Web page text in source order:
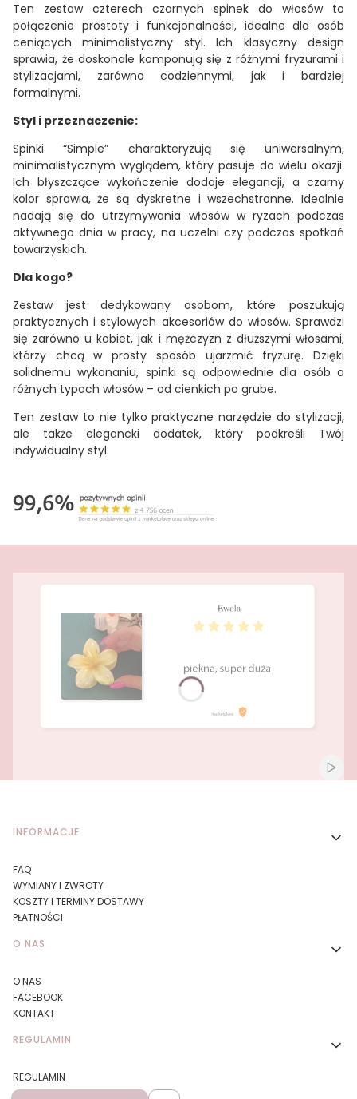
Ten zestaw czterech czarnych spinek do włosów to
połączenie prostoty i funkcjonalności, idealne dla osób
ceniących minimalistyczny styl. Ich klasyczny design
sprawia, że doskonale komponują się z różnymi fryzurami i
stylizacjami, zarówno codziennymi, jak i bardziej
formalnymi.
Styl i przeznaczenie:
Spinki “Simple” charakteryzują się uniwersalnym,
minimalistycznym wyglądem, który pasuje do wielu okazji.
Ich błyszczące wykończenie dodaje elegancji, a czarny
kolor sprawia, że są dyskretne i wszechstronne. Idealnie
nadają się do utrzymywania włosów w ryzach podczas
aktywnego dnia w pracy, na uczelni czy podczas spotkań
towarzyskich.
Dla kogo?
Zestaw jest dedykowany osobom, które poszukują
praktycznych i stylowych akcesoriów do włosów. Sprawdzi
się zarówno u kobiet, jak i mężczyzn z dłuższymi włosami,
którzy chcą w prosty sposób ujarzmić fryzurę. Dzięki
solidnemu wykonaniu, spinki są odpowiednie dla osób o
różnych typach włosów – od cienkich po grube.
Ten zestaw to nie tylko praktyczne narzędzie do stylizacji,
ale także elegancki dodatek, który podkreśli Twój
indywidualny styl.
Linki w stopce
INFORMACJE
FAQ
WYMIANY I ZWROTY
KOSZTY I TERMINY DOSTAWY
PŁATNOŚCI
O NAS
O NAS
FACEBOOK
KONTAKT
REGULAMIN
REGULAMIN
DBAMY O ŚRODOWISKO